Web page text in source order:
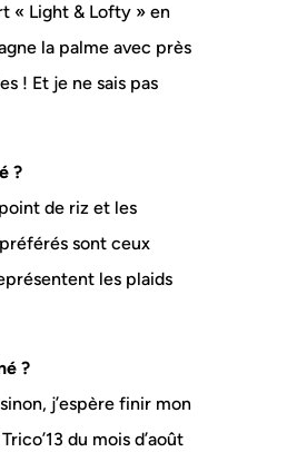
« Light & Lofty » en
la palme avec près
! Et je ne sais pas
?
de riz et les
sont ceux
les plaids
?
j’espère finir mon
du mois d’août